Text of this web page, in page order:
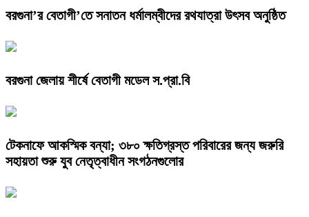
বরগুনা’র বেতাগী’তে সনাতন ধর্মালম্বীদের রথযাত্রা উৎসব অনুষ্ঠিত
বরগুনা জেলায় শীর্ষে বেতাগী মডেল স.প্রা.বি
টেকনাফে আকস্মিক বন্যা; ৩৮০ ক্ষতিগ্রস্ত পরিবারের জন্য জরুরি
সহায়তা শুরু যুব নেতৃত্বাধীন সংগঠনগুলোর